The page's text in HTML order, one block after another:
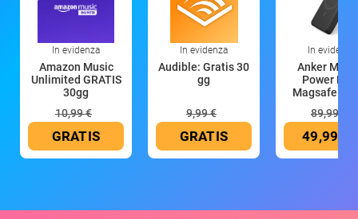
In evidenza
Amazon Music
Unlimited GRATIS
30gg
10,99 €
GRATIS
In evidenza
Audible: Gratis 30
gg
9,99 €
GRATIS
In evidenza
Anker
Power
Magsafe
89,99 €
49,99 €